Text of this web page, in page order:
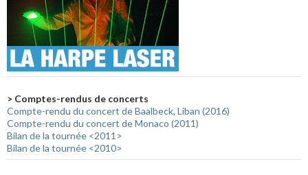
> Comptes-rendus de concerts
Compte-rendu du concert de Baalbeck, Liban (2016)
Compte-rendu du concert de Monaco (2011)
Bilan de la tournée <2011>
Bilan de la tournée <2010>